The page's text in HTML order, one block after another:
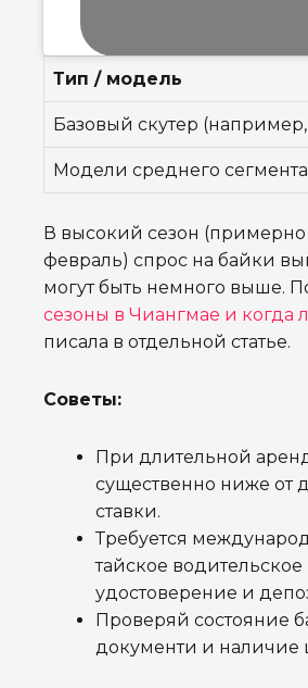
Тип / модель
Базовый скутер (например,
Модели среднего
В высокий сезон (примерно
февраль) спрос на байки
могут быть немного выше.
сезоны в Чиангмае и когда
писала в отдельной статье.
Советы:
При длительной
существенно ниже от
ставки.
Требуется
тайское водительское
удостоверение и
Проверяй состояние
документи и наличие